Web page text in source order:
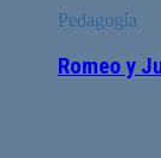
Pedagogía
Romeo y